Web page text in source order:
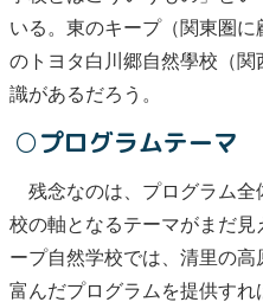
いる。東のキープ（関東圏
のトヨタ白川郷自然學校（
識があるだろう。
○プログラムテーマ
残念なのは、プログラム全
校の軸となるテーマがまだ
ープ自然学校では、清里の
富んだプログラムを提供す